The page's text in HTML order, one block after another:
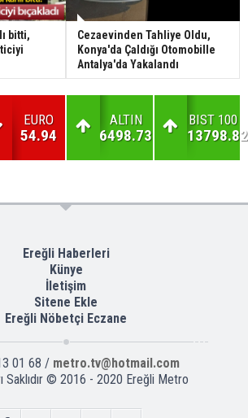
bitti,
Cezaevinden Tahliye Oldu,
Konya'da Çaldığı Otomobille
Antalya'da Yakalandı
EURO
54.94
ALTIN
6498.73
BIST 100
13798.82
Ereğli Haberleri
Künye
İletişim
Sitene Ekle
Ereğli Nöbetçi Eczane
01 68 / metro.tv@hotmail.com
Saklıdır © 2016 - 2020 Ereğli Metro